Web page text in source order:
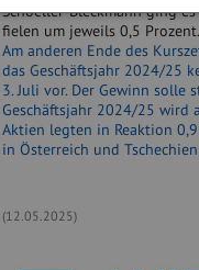
Schoeller-Bleckmann ging
fielen um jeweils 0,5
Am anderen Ende des
das Geschäftsjahr 2024/25
3. Juli vor. Der Gewinn solle
Geschäftsjahr 2024/25 wird
Aktien legten in Reaktion
in Österreich und
(12.05.2025)